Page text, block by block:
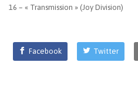
16 – « Transmission » (Joy Division)
Facebook Twitter